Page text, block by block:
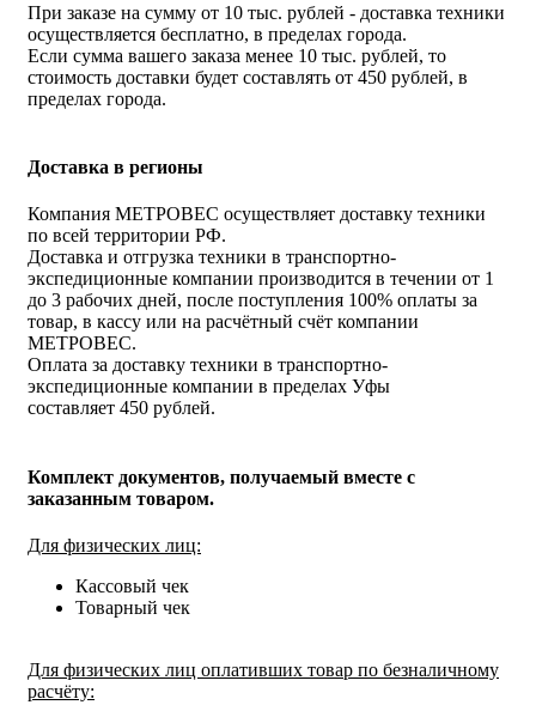
При заказе на сумму от 10 тыс. рублей - доставка техники
осуществляется бесплатно, в пределах города.
Если сумма вашего заказа менее 10 тыс. рублей, то
стоимость доставки будет составлять от 450 рублей, в
пределах города.
Доставка в регионы
Компания МЕТРОВЕС осуществляет доставку техники
по всей территории РФ.
Доставка и отгрузка техники в транспортно-
экспедиционные компании производится в течении от 1
до 3 рабочих дней, после поступления 100% оплаты за
товар, в кассу или на расчётный счёт компании
МЕТРОВЕС.
Оплата за доставку техники в транспортно-
экспедиционные компании в пределах Уфы
составляет 450 рублей.
Комплект документов, получаемый вместе с
заказанным товаром.
Для физических лиц:
Кассовый чек
Товарный чек
Для физических лиц оплативших товар по безналичному
расчёту: